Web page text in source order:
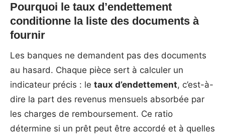
Pourquoi le taux d’endettement
conditionne la liste des documents à
fournir
Les banques ne demandent pas des documents
au hasard. Chaque pièce sert à calculer un
indicateur précis : le taux d’endettement, c’est-à-
dire la part des revenus mensuels absorbée par
les charges de remboursement. Ce ratio
détermine si un prêt peut être accordé et à quelles